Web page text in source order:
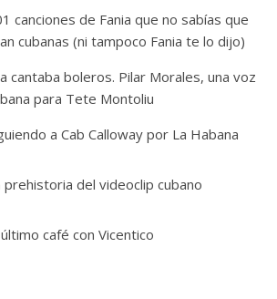
canciones de Fania que no sabías que
cubanas (ni tampoco Fania te lo dijo)
cantaba boleros. Pilar Morales, una voz
para Tete Montoliu
a Cab Calloway por La Habana
prehistoria del videoclip cubano
café con Vicentico